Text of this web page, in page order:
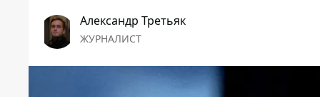
Александр Третьяк
ЖУРНАЛИСТ